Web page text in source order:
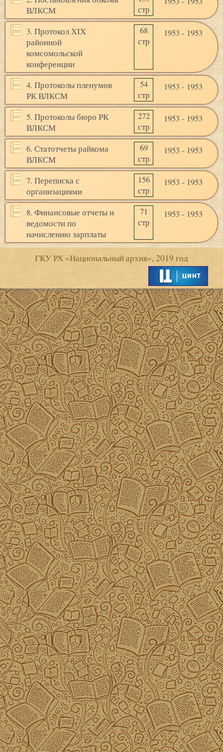
ВЛКСМ
стр
3. Протокол XIX
районной
комсомольской
конференции
68
стр
1953 - 1953
4. Протоколы пленумов
РК ВЛКСМ
54
стр
1953 - 1953
5. Протоколы бюро РК
ВЛКСМ
272
стр
1953 - 1953
6. Статотчеты райкома
ВЛКСМ
69
стр
1953 - 1953
7. Переписка с
организациями
156
стр
1953 - 1953
8. Финансовые отчеты и
ведомости по
начислению зарплаты
71
стр
1953 - 1953
ГКУ РХ «Национальный архив», 2019 год